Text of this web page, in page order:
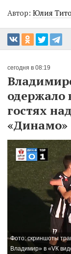
Автор: Юлия
сегодня в 08:19
одержало
гостях
«Динамо»
Фото: скриншоты
Владимир» в «VК